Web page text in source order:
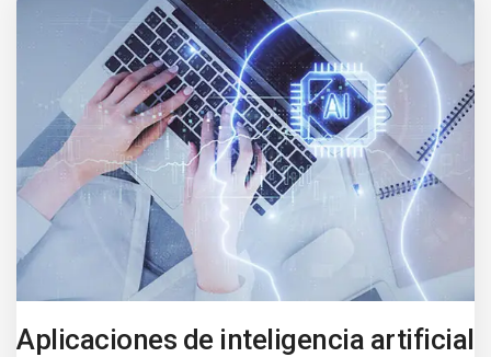
Aplicaciones de inteligencia artificial